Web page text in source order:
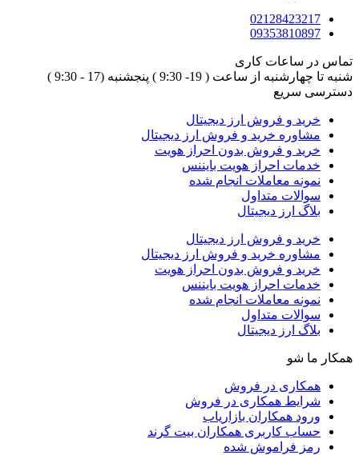
02128423217
09353810897
تماس در ساعات کاری
شنبه تا چهارشنبه از ساعت ( 19- 9:30 ) پنجشنبه (17 - 9:30 )​
دسترسی سریع
خرید و فروش ارز دیجیتال
مشاوره خرید و فروش ارز دیجیتال
خرید و فروش بدون احراز هویت
خدمات احراز هویت بایننس
نمونه معاملات انجام شده
سوالات متداول
بلاگ ارز دیجیتال
خرید و فروش ارز دیجیتال
مشاوره خرید و فروش ارز دیجیتال
خرید و فروش بدون احراز هویت
خدمات احراز هویت بایننس
نمونه معاملات انجام شده
سوالات متداول
بلاگ ارز دیجیتال
همکار ما شو
همکاری در فروش
شرایط همکاری در فروش
ورود همکاران بازاریاب
حساب کاربری همکاران بیت گرند
رمز فراموش شده